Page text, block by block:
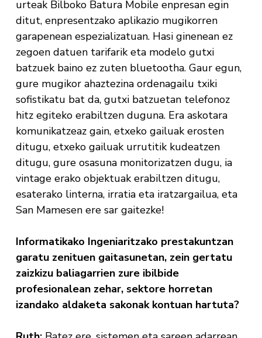
urteak Bilboko Batura Mobile enpresan egin
ditut, enpresentzako aplikazio mugikorren
garapenean espezializatuan. Hasi ginenean ez
zegoen datuen tarifarik eta modelo gutxi
batzuek baino ez zuten bluetootha. Gaur egun,
gure mugikor ahaztezina ordenagailu txiki
sofistikatu bat da, gutxi batzuetan telefonoz
hitz egiteko erabiltzen duguna. Era askotara
komunikatzeaz gain, etxeko gailuak erosten
ditugu, etxeko gailuak urrutitik kudeatzen
ditugu, gure osasuna monitorizatzen dugu, ia
vintage erako objektuak erabiltzen ditugu,
esaterako linterna, irratia eta iratzargailua, eta
San Mamesen ere sar gaitezke!
Informatikako Ingeniaritzako prestakuntzan
garatu zenituen gaitasunetan, zein gertatu
zaizkizu baliagarrien zure ibilbide
profesionalean zehar, sektore horretan
izandako aldaketa sakonak kontuan hartuta?